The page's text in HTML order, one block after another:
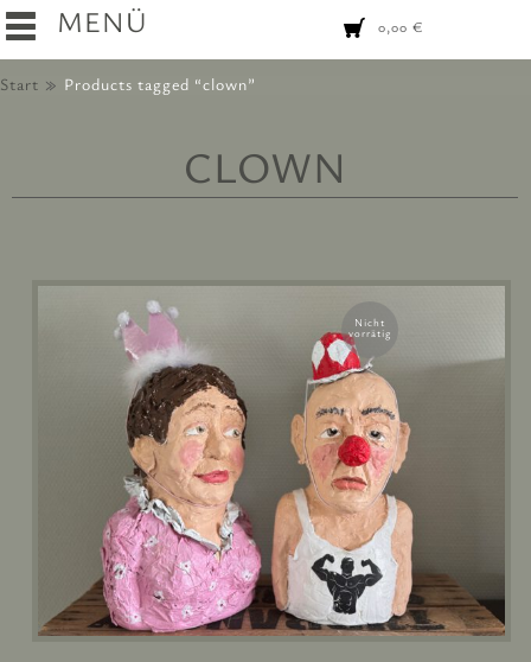
MENÜ 0,00 €
Start Products tagged “clown”
CLOWN
Nicht
vorrätig